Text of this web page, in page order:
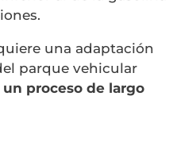
una adaptación
parque vehicular
un proceso de largo